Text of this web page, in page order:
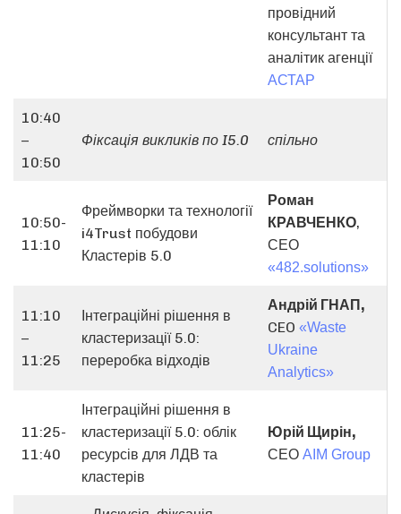
провідний
консультант та
аналітик агенції
АСТАР
10:40
–
10:50
Фіксація викликів по I5.0 спільно
10:50-
11:10
Фреймворки та технології
i4Trust побудови
Кластерів 5.0
Роман
КРАВЧЕНКО,
СЕО
«482.solutions»
11:10
–
11:25
Інтеграційні рішення в
кластеризації 5.0:
переробка відходів
Андрій ГНАП,
CEO «Waste
Ukraine
Analytics»
11:25-
11:40
Інтеграційні рішення в
кластеризації 5.0: облік
ресурсів для ЛДВ та
кластерів
Юрій Щирін,
СЕО АІМ Group